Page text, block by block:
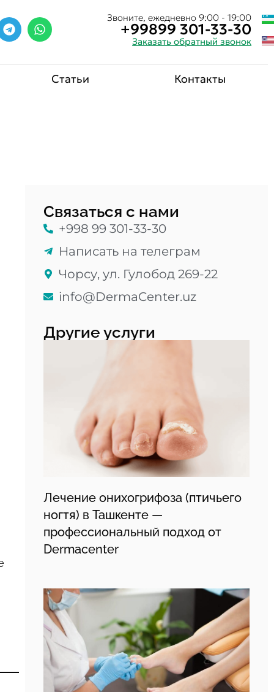
Звоните, ежедневно 9:00 - 19:00
+99899 301-33-30
Заказать обратный звонок
Статьи Контакты
Связаться с нами
+998 99 301-33-30
Написать на телеграм
Чорсу, ул. Гулобод 269-22
info@DermaCenter.uz
Другие услуги
Лечение онихогрифоза (птичьего
ногтя) в Ташкенте —
профессиональный подход от
Dermacenter